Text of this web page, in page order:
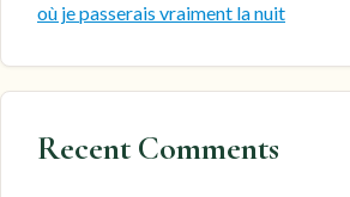
où je passerais vraiment la nuit
Recent Comments